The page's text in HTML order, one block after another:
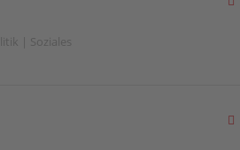
| Soziales